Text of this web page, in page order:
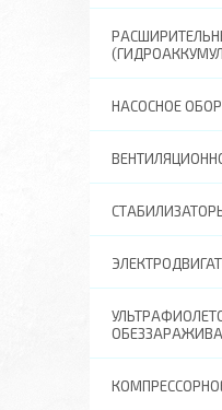
НАСОСНОЕ